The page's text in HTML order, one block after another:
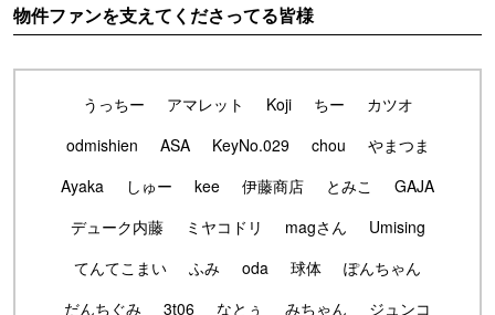
物件ファンを支えてくださってる皆様
うっちー アマレット Koji ちー
カツオ
odmishien
ASA KeyNo.029 chou
やまつま
Ayaka
しゅー kee 伊藤商店 とみこ
GAJA
デューク内藤
ミヤコドリ magさん
Umising
てんてこまい
ふみ oda 球体
ぽんちゃん
だんちぐみ
3t06 なとぅ みちゃん
ジュンコ